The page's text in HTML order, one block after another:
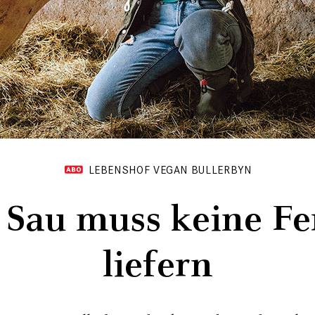
LEBENSHOF VEGAN BULLERBYN
muss keine
liefern